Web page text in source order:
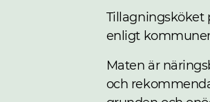
Tillagningsköket
enligt
Maten är
och